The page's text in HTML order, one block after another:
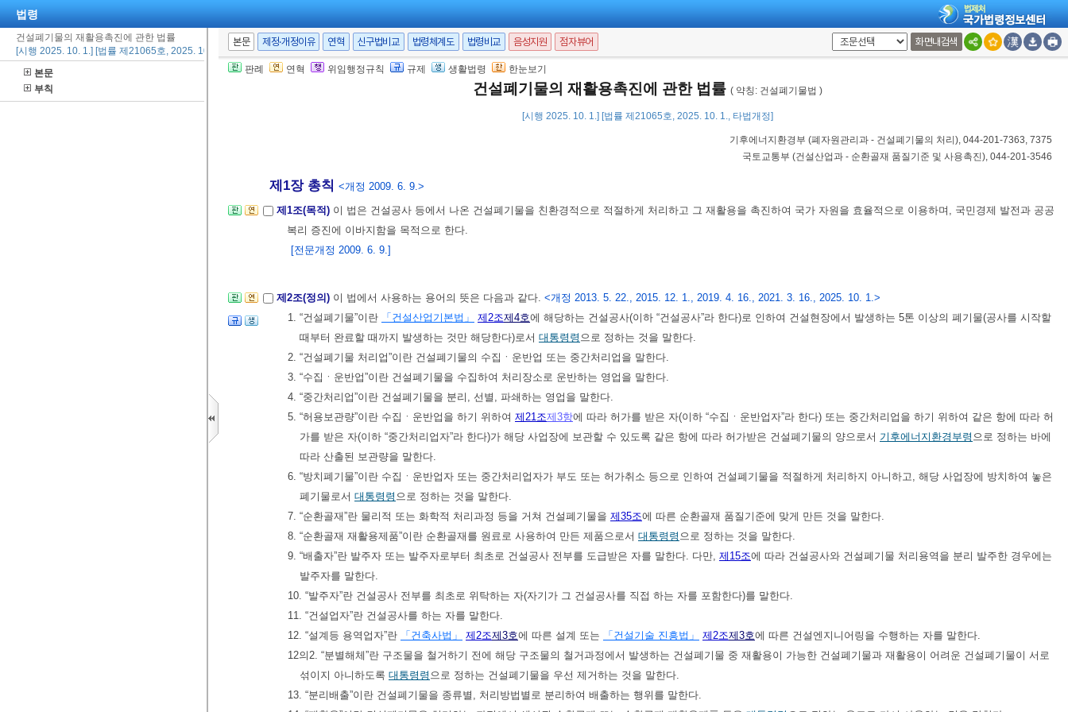
법령
건설폐기물의 재활용촉진에 관한 법률
[시행 2025. 10. 1.] [법률 제21065호, 2025. 10. 1., 타법개정]
본문
부칙
본문 제정·개정이유 연혁 신구법비교 법령체계도 법령비교 음성지원 점자뷰어 화면내검색
판례 연혁 위임행정규칙 규제 생활법령 한눈보기
건설폐기물의 재활용촉진에 관한 법률 ( 약칭: 건설폐기물법 )
[시행 2025. 10. 1.] [법률 제21065호, 2025. 10. 1., 타법개정]
기후에너지환경부 (폐자원관리과 - 건설폐기물의 처리 ), 044-201-7363, 7375
국토교통부 (건설산업과 - 순환골재 품질기준 및 사용촉진), 044-201-3546
제1장 총칙 <개정 2009. 6. 9.>
제1조(목적) 이 법은 건설공사 등에서 나온 건설폐기물을 친환경적으로 적절하게 처리하고 그 재활용을 촉진하여 국가 자원을 효율적으로 이용하며, 국민경제 발전과 공공
복리 증진에 이바지함을 목적으로 한다.
[전문개정 2009. 6. 9.]
제2조(정의) 이 법에서 사용하는 용어의 뜻은 다음과 같다. <개정 2013. 5. 22., 2015. 12. 1., 2019. 4. 16., 2021. 3. 16., 2025. 10. 1.>
1. “건설폐기물”이란
「건설산업기본법」 제2조제4호에 해당하는 건설공사(이하 “건설공사”라 한다)로 인하여 건설현장에서 발생하는 5톤 이상의 폐기물(공사를 시작할
때부터 완료할 때까지 발생하는 것만 해당한다)로서 대통령령 으로 정하는 것을 말한다.
2. “건설폐기물 처리업”이란 건설폐기물의 수집ㆍ운반업 또는 중간처리업을 말한다.
3. “수집ㆍ운반업”이란 건설폐기물을 수집하여 처리장소로 운반하는 영업을 말한다.
4. “중간처리업”이란 건설폐기물을 분리, 선별, 파쇄하는 영업을 말한다.
5. “허용보관량”이란 수집ㆍ운반업을 하기 위하여 제21조제3항에 따라 허가를 받은 자(이하 “수집ㆍ운반업자”라 한다) 또는 중간처리업을 하기 위하여 같은 항에 따라 허
가를 받은 자(이하 “중간처리업자”라 한다)가 해당 사업장에 보관할 수 있도록 같은 항에 따라 허가받은 건설폐기물의 양으로서 기후에너지환경부령 으로 정하는 바에
따라 산출된 보관량을 말한다.
6. “방치폐기물”이란 수집ㆍ운반업자 또는 중간처리업자가 부도 또는 허가취소 등으로 인하여 건설폐기물을 적절하게 처리하지 아니하고, 해당 사업장에 방치하여 놓은
폐기물로서 대통령령 으로 정하는 것을 말한다.
7. “순환골재”란 물리적 또는 화학적 처리과정 등을 거쳐 건설폐기물을 제35조에 따른 순환골재 품질기준에 맞게 만든 것을 말한다.
8. “순환골재 재활용제품”이란 순환골재를 원료로 사용하여 만든 제품으로서 대통령령 으로 정하는 것을 말한다.
9. “배출자”란 발주자 또는 발주자로부터 최초로 건설공사 전부를 도급받은 자를 말한다. 다만, 제15조에 따라 건설공사와 건설폐기물 처리용역을 분리 발주한 경우에는
발주자를 말한다.
10. “발주자”란 건설공사 전부를 최초로 위탁하는 자(자기가 그 건설공사를 직접 하는 자를 포함한다)를 말한다.
11. “건설업자”란 건설공사를 하는 자를 말한다.
12. “설계등 용역업자”란
「건축사법」 제2조제3호에 따른 설계 또는 「건설기술 진흥법」 제2조제3호에 따른 건설엔지니어링을 수행하는 자를 말한다.
12의2. “분별해체”란 구조물을 철거하기 전에 해당 구조물의 철거과정에서 발생하는 건설폐기물 중 재활용이 가능한 건설폐기물과 재활용이 어려운 건설폐기물이 서로
섞이지 아니하도록 대통령령 으로 정하는 건설폐기물을 우선 제거하는 것을 말한다.
13. “분리배출”이란 건설폐기물을 종류별, 처리방법별로 분리하여 배출하는 행위를 말한다.